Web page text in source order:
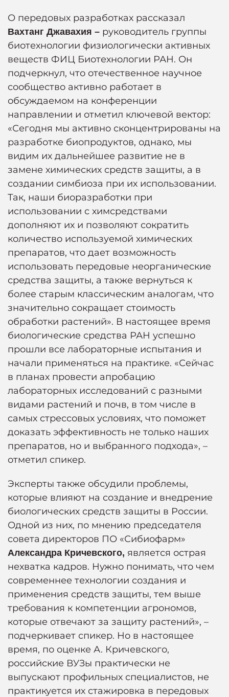
О передовых разработках рассказал
Вахтанг Джавахия – руководитель группы
биотехнологии физиологически активных
веществ ФИЦ Биотехнологии РАН. Он
подчеркнул, что отечественное научное
сообщество активно работает в
обсуждаемом на конференции
направлении и отметил ключевой вектор:
«Сегодня мы активно сконцентрированы на
разработке биопродуктов, однако, мы
видим их дальнейшее развитие не в
замене химических средств защиты, а в
создании симбиоза при их использовании.
Так, наши биоразработки при
использовании с химсредствами
дополняют их и позволяют сократить
количество используемой химических
препаратов, что дает возможность
использовать передовые неорганические
средства защиты, а также вернуться к
более старым классическим аналогам, что
значительно сокращает стоимость
обработки растений». В настоящее время
биологические средства РАН успешно
прошли все лабораторные испытания и
начали применяться на практике. «Сейчас
в планах провести апробацию
лабораторных исследований с разными
видами растений и почв, в том числе в
самых стрессовых условиях, что поможет
доказать эффективность не только наших
препаратов, но и выбранного подхода», –
отметил спикер.
Эксперты также обсудили проблемы,
которые влияют на создание и внедрение
биологических средств защиты в России.
Одной из них, по мнению председателя
совета директоров ПО «Сибиофарм»
Александра Кричевского, является острая
нехватка кадров. Нужно понимать, что чем
современнее технологии создания и
применения средств защиты, тем выше
требования к компетенции агрономов,
которые отвечают за защиту растений», –
подчеркивает спикер. Но в настоящее
время, по оценке А. Кричевского,
российские ВУЗы практически не
выпускают профильных специалистов, не
практикуется их стажировка в передовых